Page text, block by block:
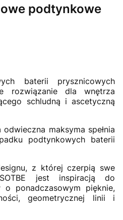
podtynkowe
baterii prysznicowych
rozwiązanie dla wnętrza
schludną i ascetyczną
maksyma spełnia
podtynkowych baterii
z której czerpią swe
jest inspiracją do
o ponadczasowym pięknie,
geometrycznej linii i